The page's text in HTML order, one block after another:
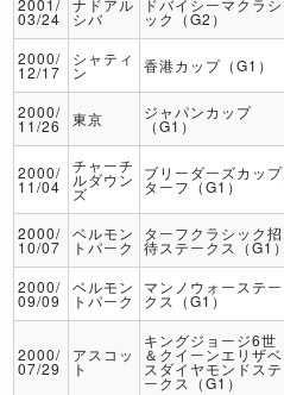
2001/
03/24
ナドアル
シバ
ドバイシーマクラシ
ック（G2）
2000/
12/17
シャティ
ン 香港カップ（G1）
2000/
11/26 東京 ジャパンカップ
（G1）
2000/
11/04
チャーチ
ルダウン
ズ
ブリーダーズカップ
ターフ（G1）
2000/
10/07
ベルモン
トパーク
ターフクラシック招
待ステークス（G1）
2000/
09/09
ベルモン
トパーク
マンノウォーステー
クス（G1）
2000/
07/29
アスコッ
ト
キングジョージ6世
＆クイーンエリザベ
スダイヤモンドステ
ークス（G1）